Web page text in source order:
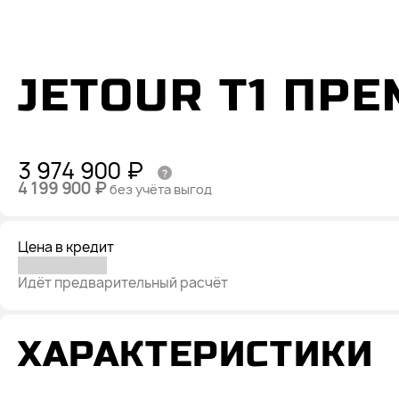
JETOUR T1
3 974 900 ₽
4 199 900 ₽без учёта выгод
Цена в кредит
Идёт предварительный расчёт
ХАРАКТЕРИСТИКИ